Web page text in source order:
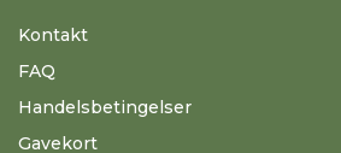
Kontakt
FAQ
Handelsbetingelser
Gavekort